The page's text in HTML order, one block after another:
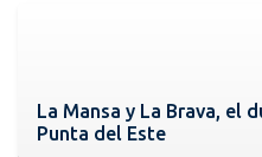
La Mansa y La Brava, el
Punta del Este